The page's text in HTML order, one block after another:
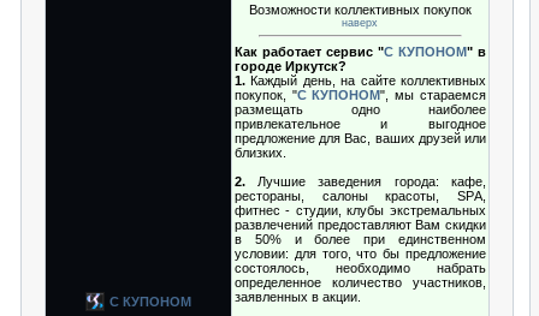
С КУПОНОМ
Возможности коллективных покупок
наверх
Как работает сервис "С КУПОНОМ" в
городе Иркутск?
1. Каждый день, на сайте коллективных
покупок, "С КУПОНОМ", мы стараемся
размещать одно наиболее
привлекательное и выгодное
предложение для Вас, ваших друзей или
близких.
2. Лучшие заведения города: кафе,
рестораны, салоны красоты, SРA,
фитнес - студии, клубы экстремальных
развлечений предоставляют Вам скидки
в 50% и более при единственном
условии: для того, что бы предложение
состоялось, необходимо набрать
определенное количество участников,
заявленных в акции.